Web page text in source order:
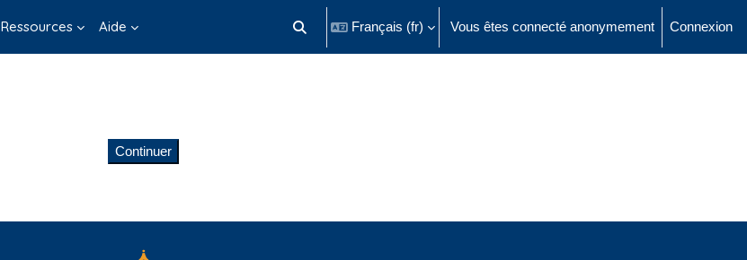
Ressources Aide Activer/désactiver la saisie de recherche
Français ‎(fr)‎ Vous êtes connecté anonymement Connexion
Continuer